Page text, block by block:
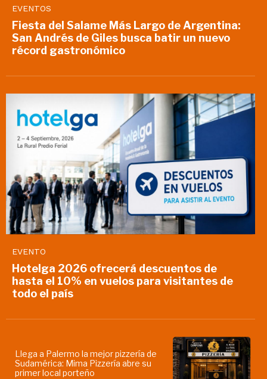
EVENTOS
Fiesta del Salame Más Largo de Argentina:
San Andrés de Giles busca batir un nuevo
récord gastronómico
EVENTO
Hotelga 2026 ofrecerá descuentos de
hasta el 10% en vuelos para visitantes de
todo el país
Llega a Palermo la mejor pizzería de
Sudamérica: Mima Pizzería abre su
primer local porteño